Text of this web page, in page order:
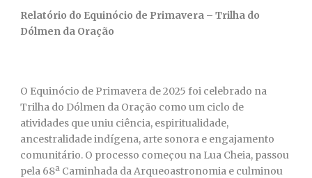
Relatório do Equinócio de Primavera – Trilha do
Dólmen da Oração
O Equinócio de Primavera de 2025 foi celebrado na
Trilha do Dólmen da Oração como um ciclo de
atividades que uniu ciência, espiritualidade,
ancestralidade indígena, arte sonora e engajamento
comunitário. O processo começou na Lua Cheia, passou
pela 68ª Caminhada da Arqueoastronomia e culminou